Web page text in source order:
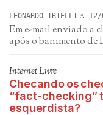
LEONARDO TRIELLI 12/
Em e-mail enviado a
após o banimento de
Internet Livre
Checando os
“fact-checking”
esquerdista?